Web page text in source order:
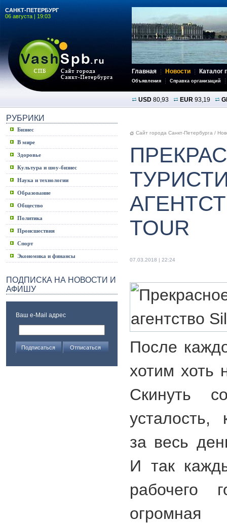
САНКТ-ПЕТЕРБУРГ
06 августа | 19:03
Главная Новости Каталог
Объявления Справка организаций
USD 80,93 EUR 93,19
РУБРИКИ
Бизнес
В мире
Здоровье
Культура и шоу-бизнес
Наука и технологии
Образование
Общество
Политика
Происшествия
Спорт
Экономика и финансы
ПОДПИСКА НА НОВОСТИ И
АФИШУ
Ваш e-Mail адрес
Сайт города Санкт-Петербурга /
TOUR
07.03.2018 | 22:24
После
хотим хоть
Скинуть
усталость,
за весь
И так
рабочего